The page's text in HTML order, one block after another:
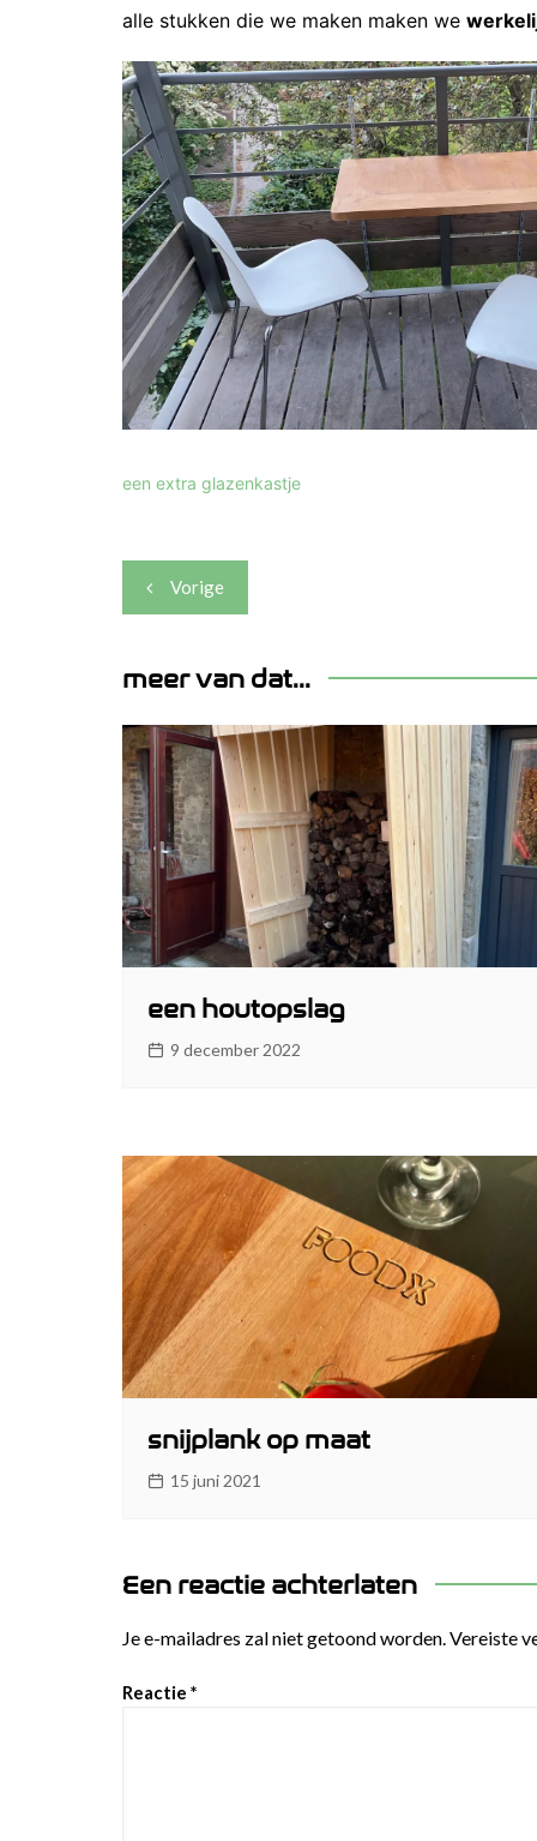
alle stukken die we maken maken we
een extra glazenkastje
Berichtnavigatie
Vorige
meer van dat...
een houtopslag
9 december 2022
snijplank op maat
15 juni 2021
Een reactie achterlaten
Je e-mailadres zal niet getoond worden.Vereiste
Reactie *